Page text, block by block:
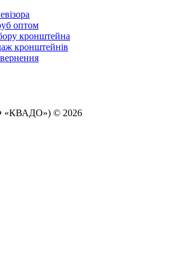
оптом
кронштейна
кронштейнів
© 2026